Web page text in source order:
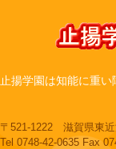
止揚学園は知能に重
〒521-1222 滋賀県東近
Tel 0748-42-0635 Fax